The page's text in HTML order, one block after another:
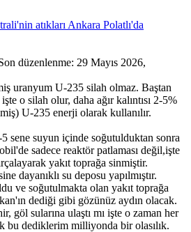
atıkları Ankara Polatlı'da
düzenlenme: 29 Mayıs 2026,
uranyum U-235 silah olmaz. Baştan
o silah olur, daha ağır kalıntısı 2-5%
U-235 enerji olarak kullanılır.
sene suyun içinde soğutulduktan sonra
sadece reaktör patlaması değil,işte
yakıt toprağa sinmiştir.
dayanıklı su deposu yapılmıştır.
ve soğutulmakta olan yakıt toprağa
dediği gibi gözünüz aydın olacak.
göl sularına ulaştı mı işte o zaman her
bu dediklerim milliyonda bir olasılık.